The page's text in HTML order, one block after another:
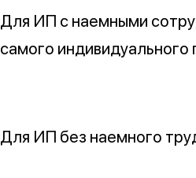
Для ИП с наемными
самого
Для ИП без наемного